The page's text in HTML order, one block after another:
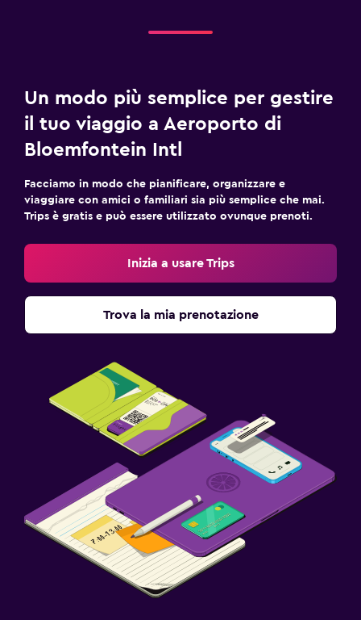
Un modo più semplice per gestire
il tuo viaggio a Aeroporto di
Bloemfontein Intl
Facciamo in modo che pianificare, organizzare e
viaggiare con amici o familiari sia più semplice che mai.
Trips è gratis e può essere utilizzato ovunque prenoti.
Inizia a usare Trips
Trova la mia prenotazione